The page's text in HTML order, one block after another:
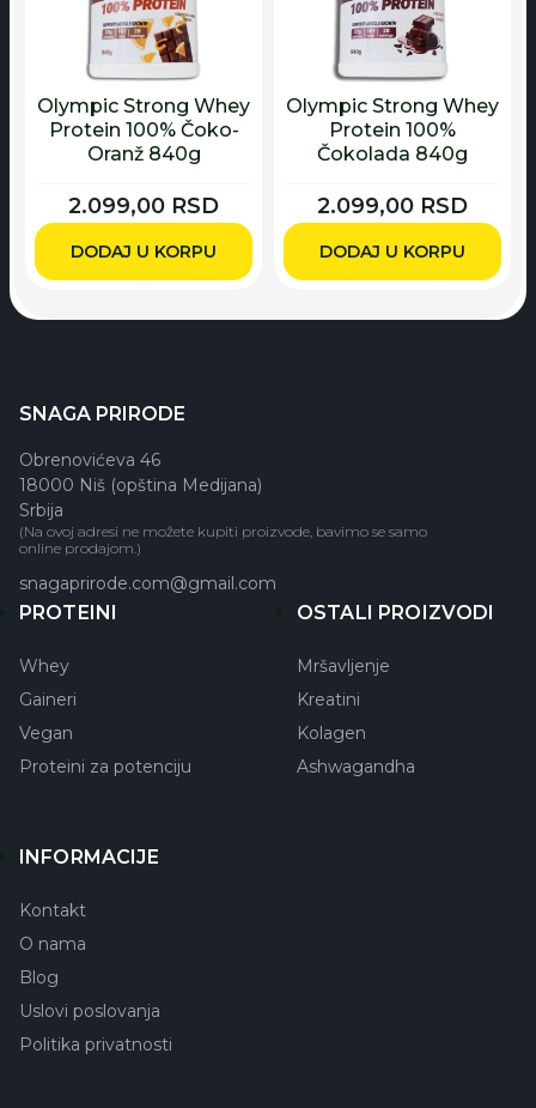
Olympic Strong Whey
Protein 100% Čoko-
Oranž 840g
2.099,00 RSD
DODAJ U KORPU
Olympic Strong Whey
Protein 100%
Čokolada 840g
2.099,00 RSD
DODAJ U KORPU
SNAGA PRIRODE
Obrenovićeva 46
18000 Niš (opština Medijana)
Srbija
(Na ovoj adresi ne možete kupiti proizvode, bavimo se samo
online prodajom.)
snagaprirode.com@gmail.com
PROTEINI
Whey
Gaineri
Vegan
Proteini za potenciju
OSTALI PROIZVODI
Mršavljenje
Kreatini
Kolagen
Ashwagandha
INFORMACIJE
Kontakt
O nama
Blog
Uslovi poslovanja
Politika privatnosti